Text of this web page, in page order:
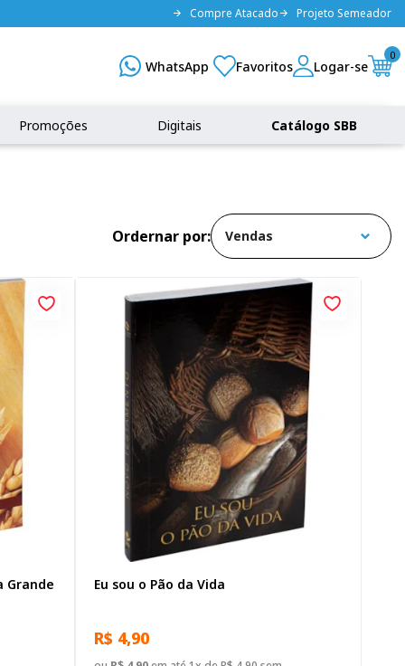
Compre Atacado Projeto Semeador
0
Promoções Digitais Catálogo SBB
Ordernar por:
Grande Eu sou o Pão da Vida
R$ 4,90